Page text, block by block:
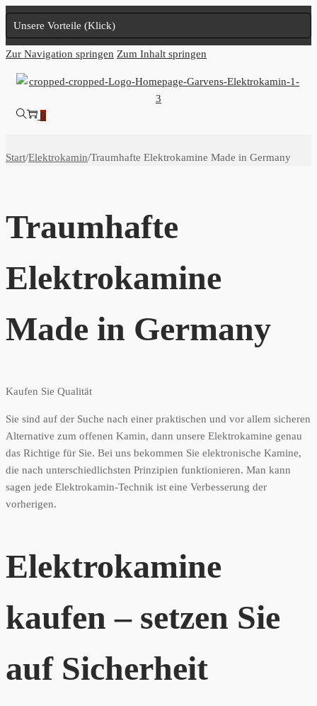
Unsere Vorteile (Klick)
Zur Navigation springen Zum Inhalt springen
0
Start/Elektrokamin/Traumhafte Elektrokamine Made in Germany
Traumhafte
Elektrokamine
Made in Germany
Kaufen Sie Qualität
Sie sind auf der Suche nach einer praktischen und vor allem sicheren
Alternative zum offenen Kamin, dann unsere Elektrokamine genau
das Richtige für Sie. Bei uns bekommen Sie elektronische Kamine,
die nach unterschiedlichsten Prinzipien funktionieren. Man kann
sagen jede Elektrokamin-Technik ist eine Verbesserung der
vorherigen.
Elektrokamine
kaufen – setzen Sie
auf Sicherheit